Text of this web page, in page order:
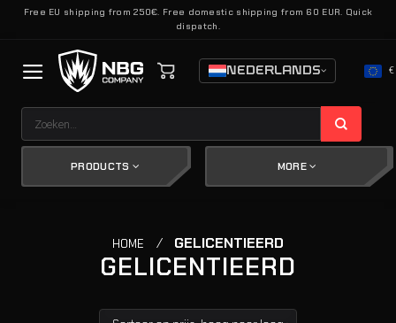
Free EU shipping from 250€. Free domestic shipping from 60 EUR. Quick
dispatch.
NEDERLANDS €
naar:
PRODUCTS MORE
HOME / GELICENTIEERD
GELICENTIEERD